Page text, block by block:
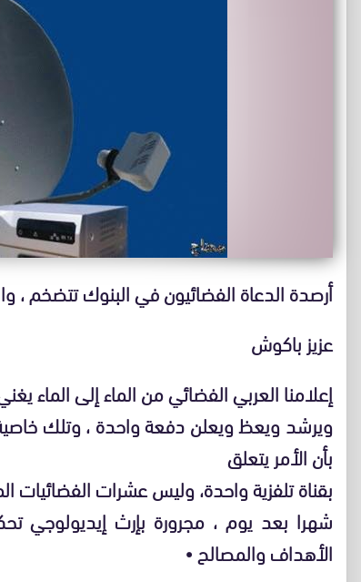
أرصدة الدعاة الفضائيون في البنوك تتضخم ،
عزيز باكوش
إعلامنا العربي الفضائي من الماء إلى الماء
ويرشد ويعظ ويعلن دفعة واحدة ، وتلك خاصية
بأن الأمر يتعلق
بقناة تلفزية واحدة، وليس عشرات الفضائيات
شهرا بعد يوم ، مجرورة بإرث إيديولوجي
الأهداف والمصالح •